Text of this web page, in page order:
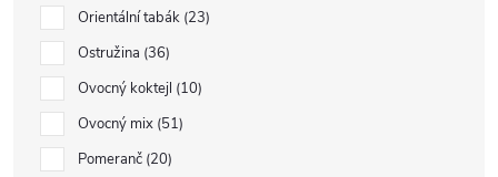
Orientální tabák 23
Ostružina 36
Ovocný koktejl 10
Ovocný mix 51
Pomeranč 20